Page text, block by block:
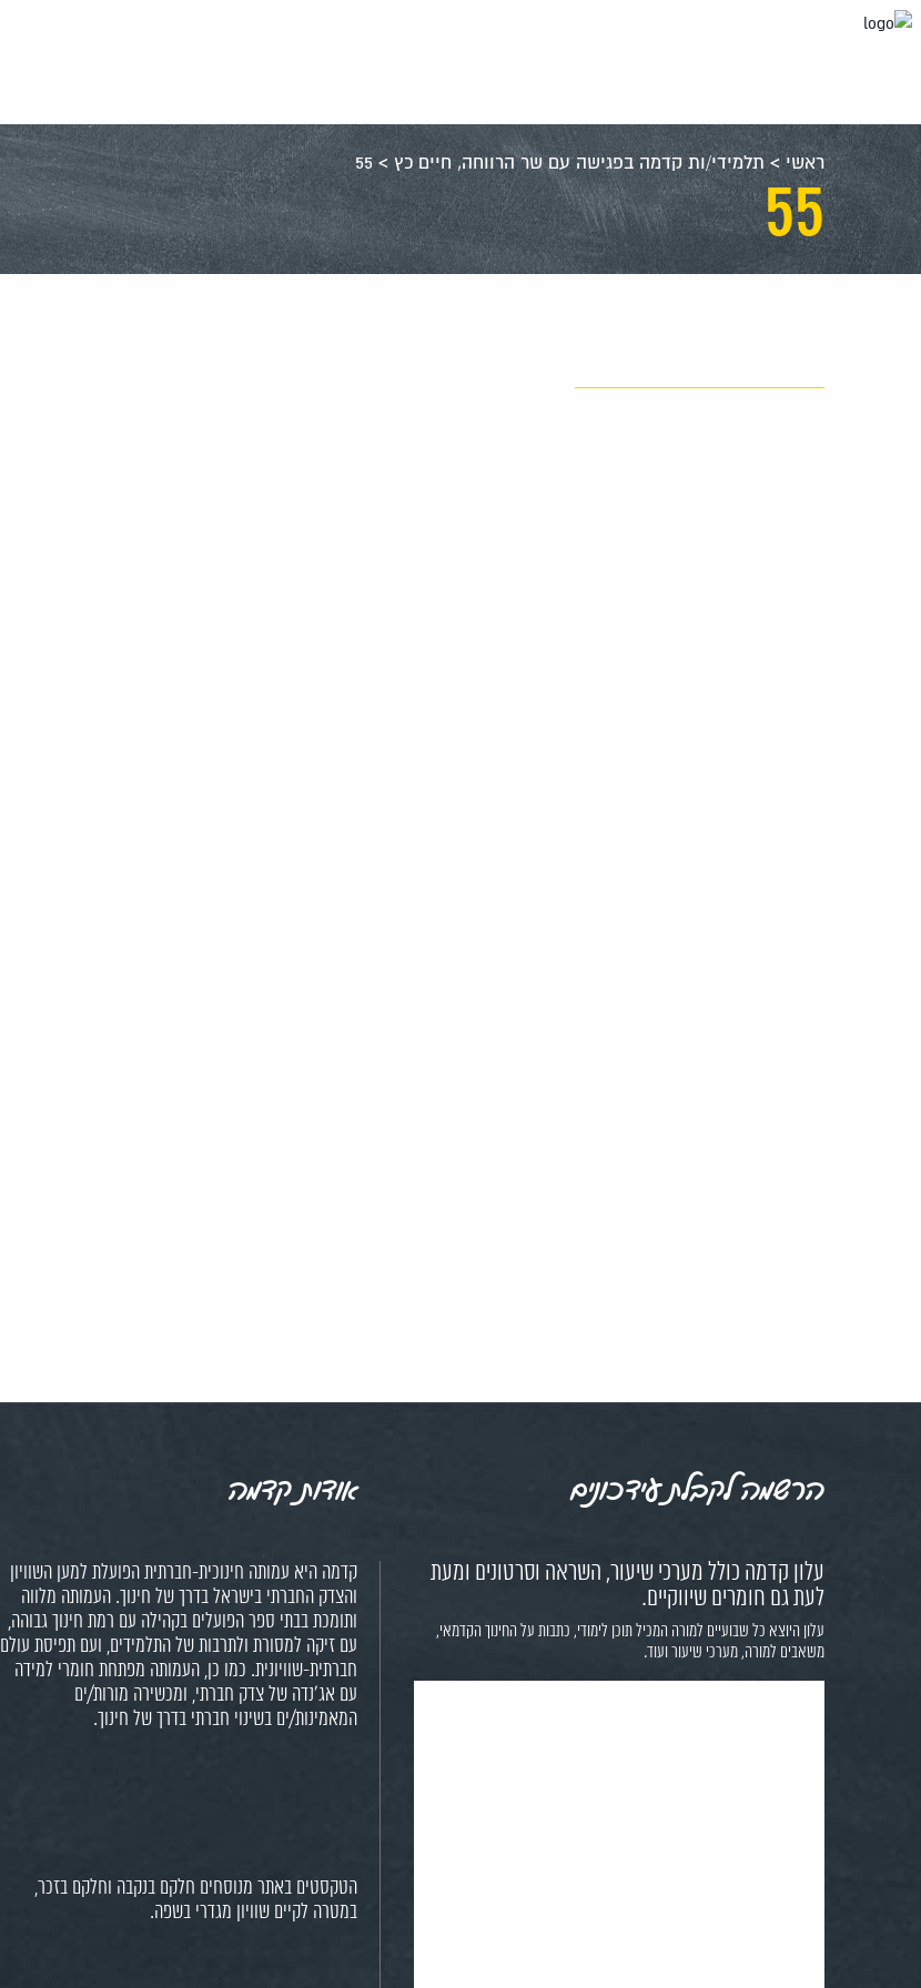
עבור
ראשי>תלמידי/ות קדמה בפגישה עם שר הרווחה, חיים כץ>
55
55
הרשמה לקבלת עידכונים
עלון קדמה כולל מערכי שיעור, השראה וסרטונים ומעת
לעת גם חומרים שיווקיים.
עלון היוצא כל שבועיים למורה המכיל תוכן לימודי, כתבות על החינוך הקדמאי,
משאבים למורה, מערכי שיעור ועוד.
אודות קדמה
קדמה היא עמותה חינוכית-חברתית הפועלת למען השוויון
והצדק החברתי בישראל בדרך של חינוך. העמותה מלווה
ותומכת בבתי ספר הפועלים בקהילה עם רמת חינוך גבוהה,
עם זיקה למסורת ולתרבות של התלמידים, ועם תפיסת עולם
חברתית-שוויונית. כמו כן, העמותה מפתחת חומרי למידה
עם אג'נדה של צדק חברתי, ומכשירה מורות/ים
המאמינות/ים בשינוי חברתי בדרך של חינוך.
הטקסטים באתר מנוסחים חלקם בנקבה וחלקם בזכר,
במטרה לקיים שוויון מגדרי בשפה.